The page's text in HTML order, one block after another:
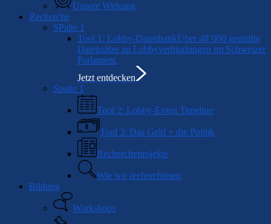
Unsere Wirkung
Recherche
SPalte 1
Tool 1: Lobby-DatenbankÜber 48’000 geprüfte
Datensätze zu Lobbyverbindungen im Schweizer
Parlament.
Jetzt entdecken
Spalte 1
Tool 2: Lobby-Event Timeline
Tool 3: Das Geld + die Politik
Rechercheprojekte
Wie wir recherchieren
Bildung
Workshops